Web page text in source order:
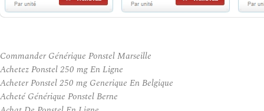
Commander Générique Ponstel Marseille
Achetez Ponstel 250 mg En Ligne
Acheter Ponstel 250 mg Generique En Belgique
Acheté Générique Ponstel Berne